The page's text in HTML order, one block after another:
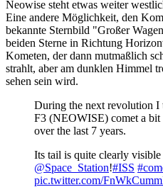
Neowise steht etwas weiter
Eine andere Möglichkeit, den
bekannte Sternbild "Großer
beiden Sterne in Richtung
Kometen, der dann mutmaßlich
strahlt, aber am dunklen Himmel
sehen sein wird.
During the next revolution I
F3 (NEOWISE) comet a bit
over the last 7 years.
Its tail is quite clearly
@Space_Station!#ISS
pic.twitter.com/